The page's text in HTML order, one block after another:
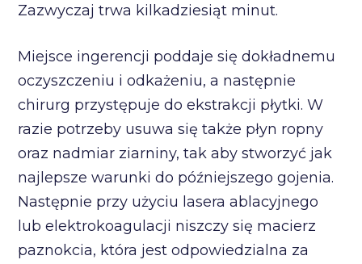
Zazwyczaj trwa kilkadziesiąt minut.
Miejsce ingerencji poddaje się dokładnemu
oczyszczeniu i odkażeniu, a następnie
chirurg przystępuje do ekstrakcji płytki. W
razie potrzeby usuwa się także płyn ropny
oraz nadmiar ziarniny, tak aby stworzyć jak
najlepsze warunki do późniejszego gojenia.
Następnie przy użyciu lasera ablacyjnego
lub elektrokoagulacji niszczy się macierz
paznokcia, która jest odpowiedzialna za